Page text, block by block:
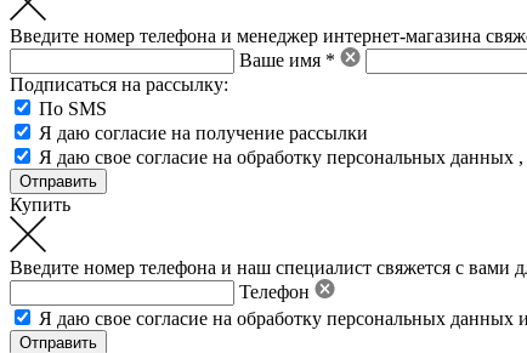
Введите номер телефона и менеджер интернет-магазина
Ваше имя *
Подписаться на рассылку:
По SMS
Я даю согласие на получение рассылки
Я даю свое согласие на обработку персональных данных ,
Купить
Введите номер телефона и наш специалист свяжется с вами
Телефон
Я даю свое согласие на обработку персональных данных и